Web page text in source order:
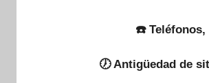
☎️ Teléfonos,
🕖 Antigüedad de